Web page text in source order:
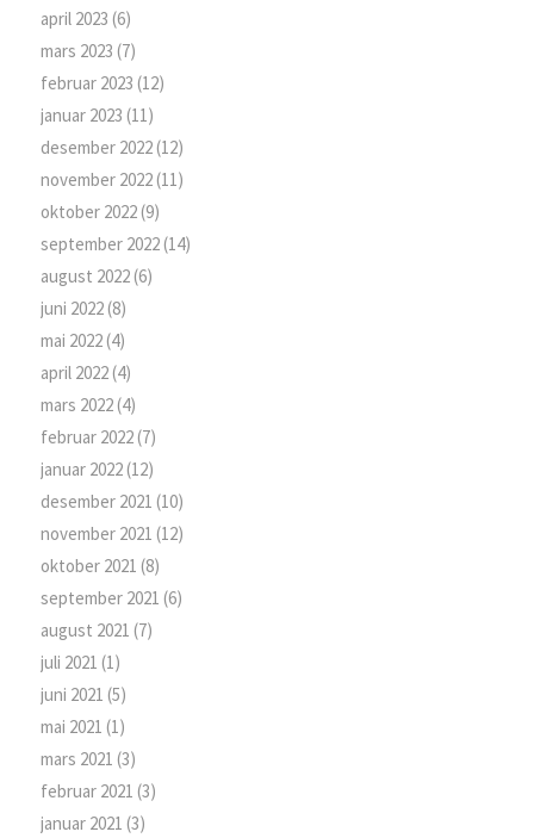
april 2023 (6)
mars 2023 (7)
februar 2023 (12)
januar 2023 (11)
desember 2022(12)
november 2022(11)
oktober 2022(9)
september 2022(14)
august 2022(6)
juni 2022(8)
mai 2022(4)
april 2022(4)
mars 2022(4)
februar 2022(7)
januar 2022(12)
desember 2021 (10)
november 2021 (12)
oktober 2021 (8)
september 2021 (6)
august 2021 (7)
juli 2021 (1)
juni 2021 (5)
mai 2021 (1)
mars 2021 (3)
februar 2021 (3)
januar 2021 (3)